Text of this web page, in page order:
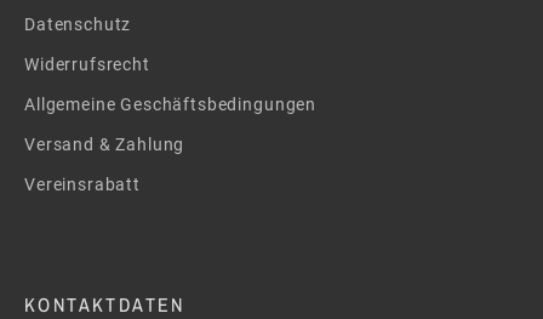
Datenschutz
Widerrufsrecht
Allgemeine Geschäftsbedingungen
Versand & Zahlung
Vereinsrabatt
KONTAKTDATEN